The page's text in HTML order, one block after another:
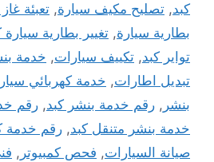
كبد, تصليح مكيف سيارة, تعبئة
بطارية سيارة, تغيير بطارية سيارة
تواير كبد, تكييف سيارات, خدمة
تبديل اطارات, خدمة كهربائي
بنشر , رقم خدمة بنشر كبد, رقم
خدمة بنشر متنقل كبد, رقم خدمة
صيانة السيارات, فحص كمبيوتر ,